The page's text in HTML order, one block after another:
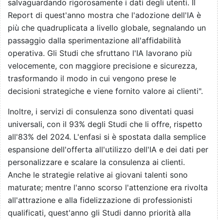
salvaguardando rigorosamente i dati degli utenti. Il
Report di quest'anno mostra che l'adozione dell'IA è
più che quadruplicata a livello globale, segnalando un
passaggio dalla sperimentazione all'affidabilità
operativa. Gli Studi che sfruttano l'IA lavorano più
velocemente, con maggiore precisione e sicurezza,
trasformando il modo in cui vengono prese le
decisioni strategiche e viene fornito valore ai clienti".
Inoltre, i servizi di consulenza sono diventati quasi
universali, con il 93% degli Studi che li offre, rispetto
all'83% del 2024. L'enfasi si è spostata dalla semplice
espansione dell'offerta all'utilizzo dell'IA e dei dati per
personalizzare e scalare la consulenza ai clienti.
Anche le strategie relative ai giovani talenti sono
maturate; mentre l'anno scorso l'attenzione era rivolta
all'attrazione e alla fidelizzazione di professionisti
qualificati, quest'anno gli Studi danno priorità alla